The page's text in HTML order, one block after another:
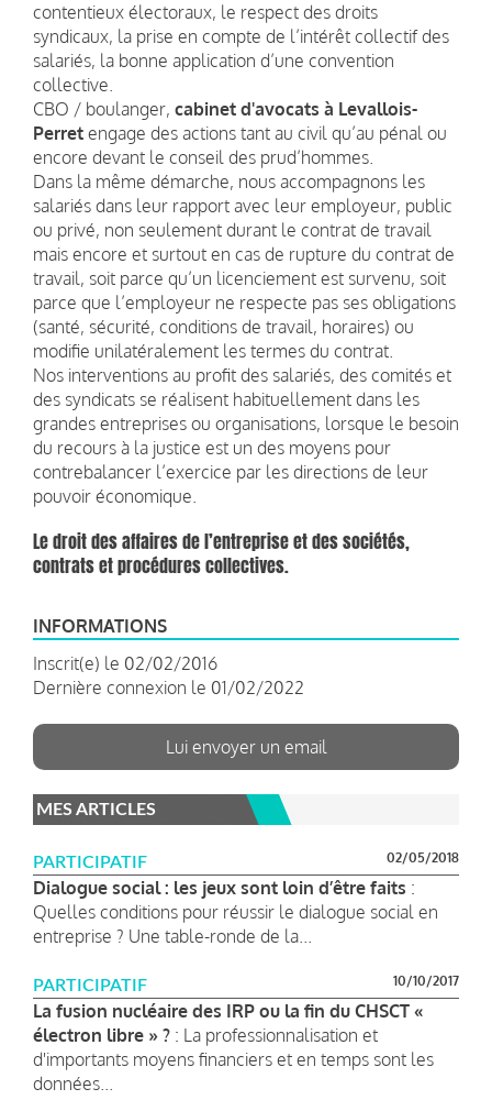
contentieux électoraux, le respect des droits
syndicaux, la prise en compte de l’intérêt collectif des
salariés, la bonne application d’une convention
collective.
CBO / boulanger, cabinet d'avocats à Levallois-
Perret engage des actions tant au civil qu’au pénal ou
encore devant le conseil des prud’hommes.
Dans la même démarche, nous accompagnons les
salariés dans leur rapport avec leur employeur, public
ou privé, non seulement durant le contrat de travail
mais encore et surtout en cas de rupture du contrat de
travail, soit parce qu’un licenciement est survenu, soit
parce que l’employeur ne respecte pas ses obligations
(santé, sécurité, conditions de travail, horaires) ou
modifie unilatéralement les termes du contrat.
Nos interventions au profit des salariés, des comités et
des syndicats se réalisent habituellement dans les
grandes entreprises ou organisations, lorsque le besoin
du recours à la justice est un des moyens pour
contrebalancer l’exercice par les directions de leur
pouvoir économique.
Le droit des affaires de l’entreprise et des sociétés,
contrats et procédures collectives.
INFORMATIONS
Inscrit(e) le 02/02/2016
Dernière connexion le 01/02/2022
Lui envoyer un email
MES ARTICLES
PARTICIPATIF 02/05/2018
Dialogue social : les jeux sont loin d’être faits :
Quelles conditions pour réussir le dialogue social en
entreprise ? Une table-ronde de la...
PARTICIPATIF 10/10/2017
La fusion nucléaire des IRP ou la fin du CHSCT «
électron libre » ? : La professionnalisation et
d'importants moyens financiers et en temps sont les
données...